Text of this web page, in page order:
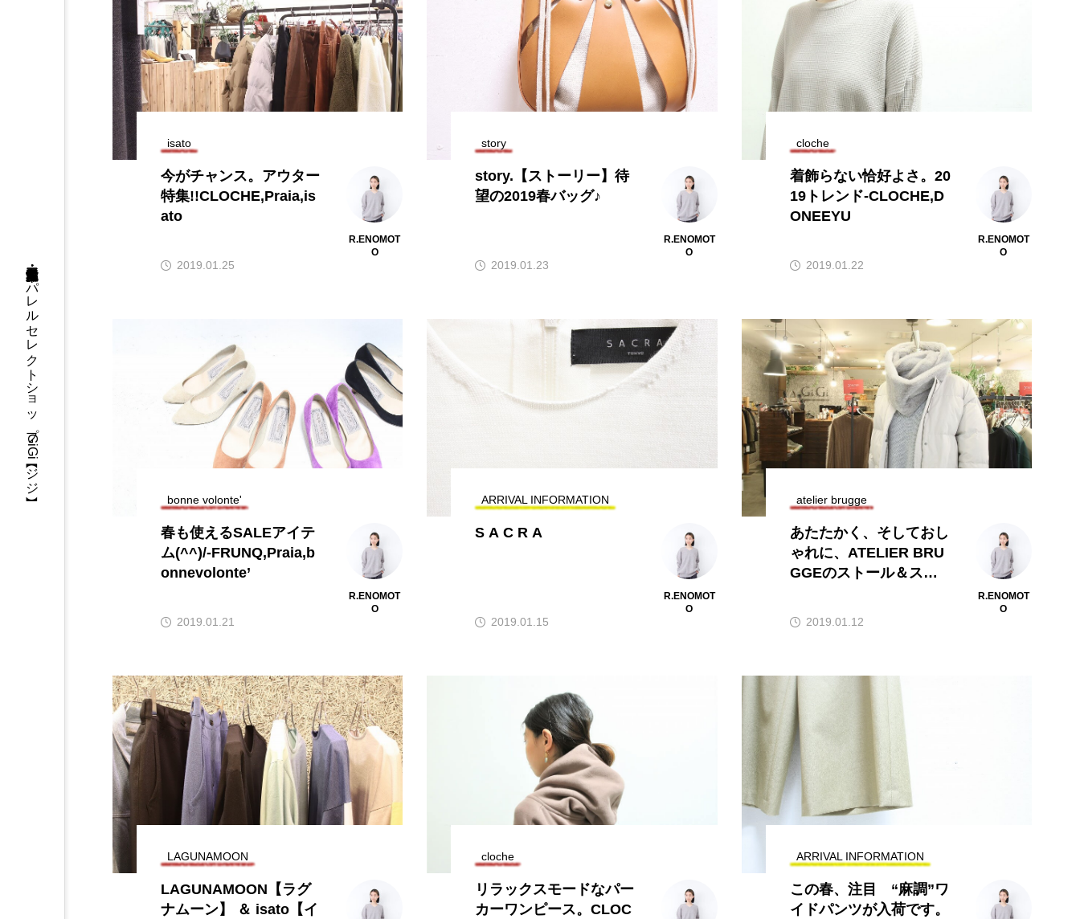
三重県・津市・多気郡・愛知県名古屋市アパレルセレクトショップGiGi【ジジ】
isato
今がチャンス。アウター
特集!!CLOCHE,Praia,is
ato
R.ENOMOT
O
2019.01.25
story
story.【ストーリー】待
望の2019春バッグ♪
R.ENOMOT
O
2019.01.23
cloche
着飾らない恰好よさ。20
19トレンド-CLOCHE,D
ONEEYU
R.ENOMOT
O
2019.01.22
bonne volonte'
春も使えるSALEアイテ
ム(^^)/-FRUNQ,Praia,b
onnevolonte’
R.ENOMOT
O
2019.01.21
ARRIVAL INFORMATION
S A C R A
R.ENOMOT
O
2019.01.15
atelier brugge
あたたかく、そしておし
ゃれに、ATELIER BRU
GGEのストール＆スヌ
R.ENOMOT
O
2019.01.12
LAGUNAMOON
LAGUNAMOON【ラグ
ナムーン】 ＆ isato【イ
cloche
リラックスモードなパー
カーワンピース。CLOC
ARRIVAL INFORMATION
この春、注目 “麻調”ワ
イドパンツが入荷です。